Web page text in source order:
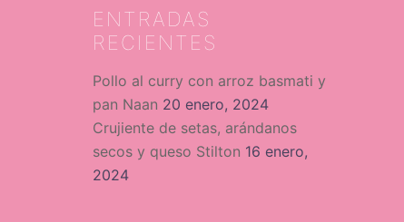
ENTRADAS
RECIENTES
Pollo al curry con arroz basmati y
pan Naan 20 enero, 2024
Crujiente de setas, arándanos
secos y queso Stilton 16 enero,
2024